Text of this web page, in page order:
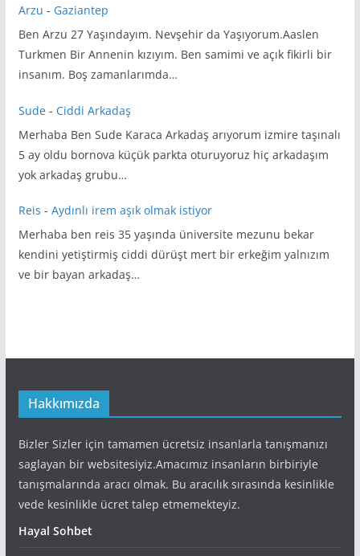
Arzu - Gaziantep
Ben Arzu 27 Yaşındayım. Nevşehir da Yaşıyorum.Aaslen
Turkmen Bir Annenin kızıyım. Ben samimi ve açık fikirli bir
insanım. Boş zamanlarımda…
Sude- Ciddi Arkadaş
Merhaba Ben Sude Karaca Arkadaş arıyorum izmire taşınalı
5 ay oldu bornova küçük parkta oturuyoruz hiç arkadaşım
yok arkadaş grubu…
Reis - Aydınlı irem aşık olmak istiyor
Merhaba ben reis 35 yaşında üniversite mezunu bekar
kendini yetiştirmiş ciddi dürüşt mert bir erkeğim yalnızım
ve bir bayan arkadaş…
Hakkımızda
Bizler Sizler için tamamen ücretsiz insanlarla tanışmanızı
saglayan bir websitesiyiz.Amacımız insanların birbiriyle
tanışmalarında aracı olmak. Bu aracılık sırasında kesinlikle
vede kesinlikle ücret talep etmemekteyiz.
Hayal Sohbet